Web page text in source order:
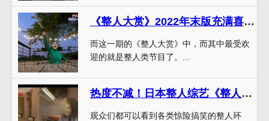
《整人大赏》2022年末版充满喜剧色彩，AKB成员齐上阵，哪个表情最搞笑？
而这一期的《整人大赏》中，而其中最受欢
迎的就是整人类节目了。...
热度不减！日本整人综艺《整人大赏》2014版百度网盘资源爆料中
观众们都可以看到各类惊险搞笑的整人环